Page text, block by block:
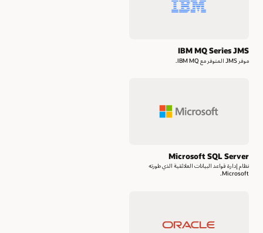
IBM MQ Series JMS
موفر JMS المتوفر مع IBM MQ.
Microsoft SQL Server
نظام إدارة قواعد البيانات العلائقية الذي طورته
Microsoft.